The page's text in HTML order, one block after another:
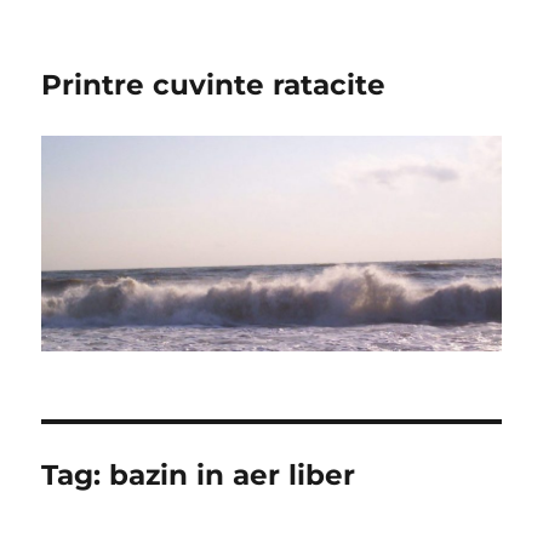
Printre cuvinte ratacite
Tag: bazin in aer liber